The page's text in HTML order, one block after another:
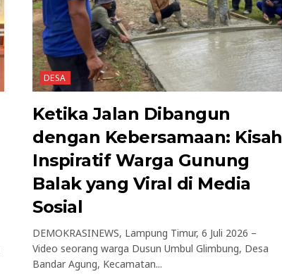
DESA
Ketika Jalan Dibangun
dengan Kebersamaan: Kisah
Inspiratif Warga Gunung
Balak yang Viral di Media
Sosial
DEMOKRASINEWS, Lampung Timur, 6 Juli 2026 –
Video seorang warga Dusun Umbul Glimbung, Desa
Bandar Agung, Kecamatan...